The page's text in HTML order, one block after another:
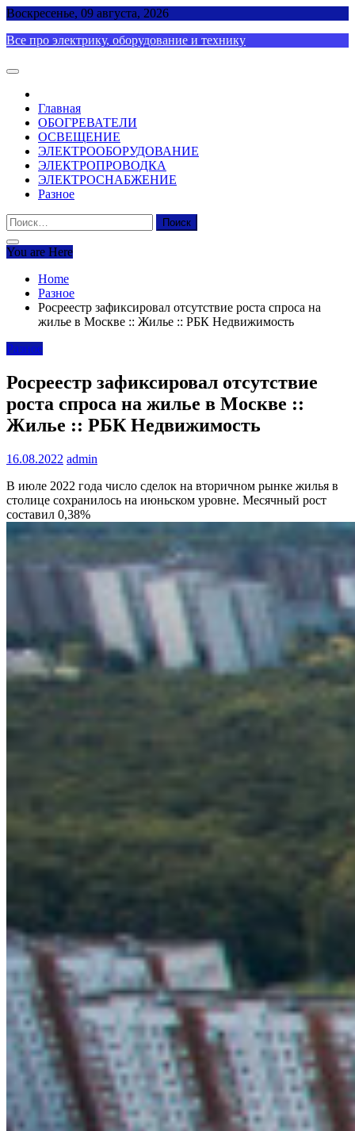
Skip
content
Воскресенье, 09 августа, 2026
Все про электрику, оборудование и технику
Главная
ОБОГРЕВАТЕЛИ
ОСВЕЩЕНИЕ
ЭЛЕКТРООБОРУДОВАНИЕ
ЭЛЕКТРОПРОВОДКА
ЭЛЕКТРОСНАБЖЕНИЕ
Разное
Найти:
You are Here
Home
Разное
Росреестр зафиксировал отсутствие роста спроса на
жилье в Москве :: Жилье :: РБК Недвижимость
Разное
Росреестр зафиксировал отсутствие
роста спроса на жилье в Москве ::
Жилье :: РБК Недвижимость
16.08.2022 admin
В июле 2022 года число сделок на вторичном рынке жилья в
столице сохранилось на июньском уровне. Месячный рост
составил 0,38%